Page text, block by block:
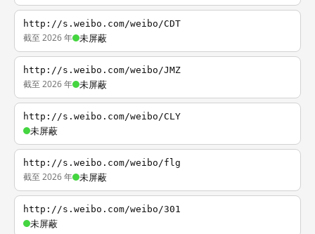
http://s.weibo.com/weibo/CDT
截至 2026 年 未屏蔽
http://s.weibo.com/weibo/JMZ
截至 2026 年 未屏蔽
http://s.weibo.com/weibo/CLY
未屏蔽
http://s.weibo.com/weibo/flg
截至 2026 年 未屏蔽
http://s.weibo.com/weibo/301
未屏蔽